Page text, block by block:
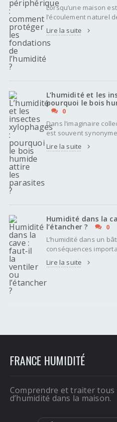
Lorsqu’une maison
l’écoulement naturel
Lire la suite
L’humidité et les
pourquoi le bois
0
Dans l’imaginaire
est souvent synonyme
Lire la suite
Humidité dans la
l’étancher ?
0
L’humidité dans un
conséquences
Lire la suite
FRANCE HUMIDITÉ
Comprendre et traiter tous
d’humidité dans la maison.